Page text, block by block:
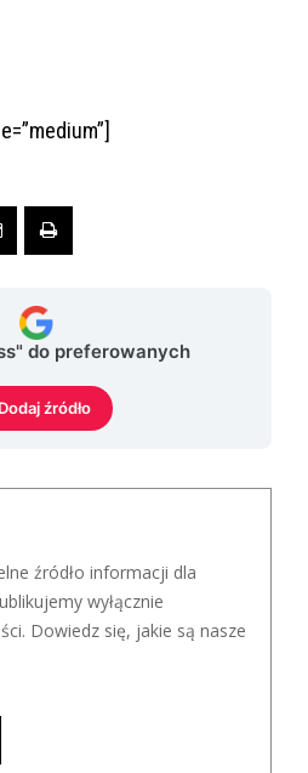
do preferowanych
źródło
źródło informacji dla
wyłącznie
Dowiedz się, jakie są nasze